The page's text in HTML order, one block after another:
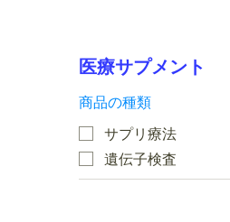
医療サプメント
商品の種類
サプリ療法
遺伝子検査